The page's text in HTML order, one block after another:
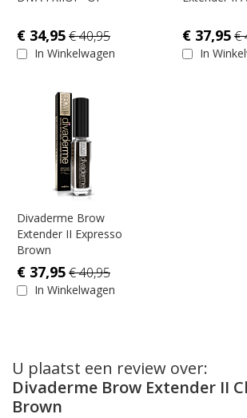
€ 34,95€ 40,95
In Winkelwagen
€ 37,95€
In
Divaderme Brow
Extender II Expresso
Brown
€ 37,95€ 40,95
In Winkelwagen
U plaatst een review over:
Divaderme Brow Extender II
Brown